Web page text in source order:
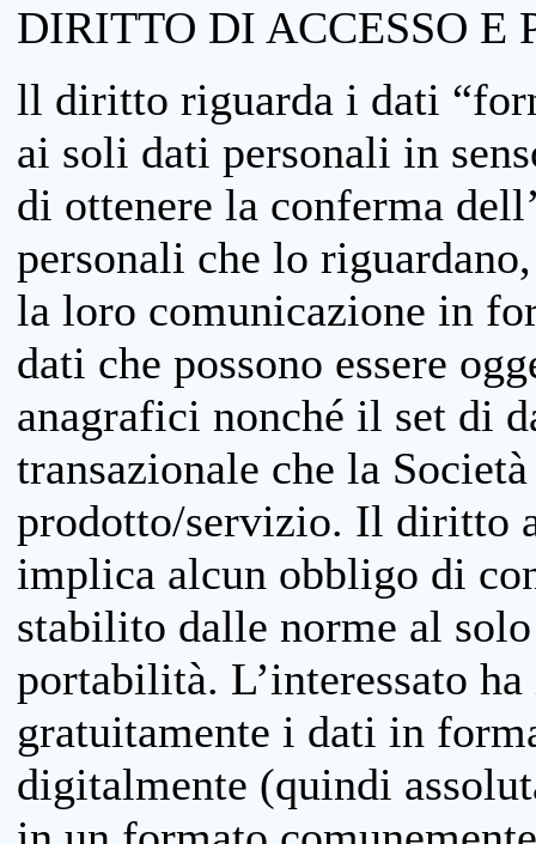
DIRITTO DI ACCESSO
ll diritto riguarda i dati
ai soli dati personali in
di ottenere la conferma
personali che lo
la loro comunicazione in
dati che possono essere
anagrafici nonché il set di
transazionale che la
prodotto/servizio. Il diritto
implica alcun obbligo di
stabilito dalle norme al
portabilità. L’interessato
gratuitamente i dati in
digitalmente (quindi